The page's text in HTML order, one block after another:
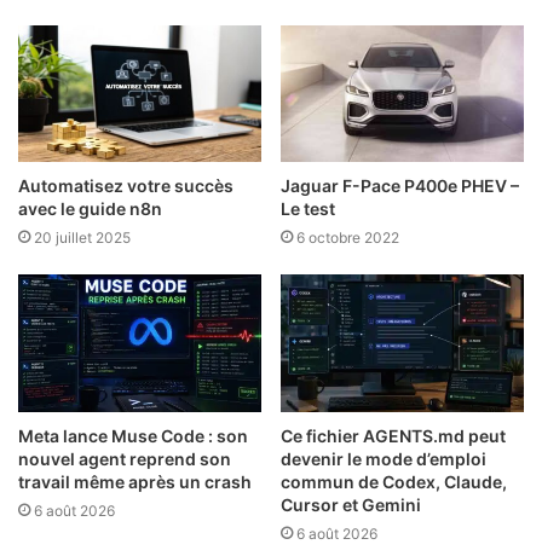
Automatisez votre succès
avec le guide n8n
20 juillet 2025
Jaguar F-Pace P400e PHEV –
Le test
6 octobre 2022
Meta lance Muse Code : son
nouvel agent reprend son
travail même après un crash
6 août 2026
Ce fichier AGENTS.md peut
devenir le mode d’emploi
commun de Codex, Claude,
Cursor et Gemini
6 août 2026